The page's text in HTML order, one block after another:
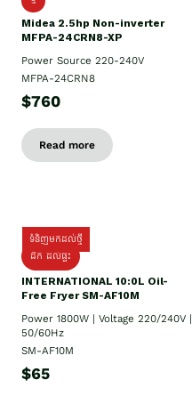
Midea 2.5hp Non-inverter
MFPA-24CRN8-XP
Power Source 220-240V
MFPA-24CRN8
$760
Read more
ទំនិញមកដល់ថ្មី
ដឹក ដល់ផ្ទះ
INTERNATIONAL 10:0L Oil-
Free Fryer SM-AF10M
Power 1800W | Voltage 220/240V |
50/60Hz
SM-AF10M
$65